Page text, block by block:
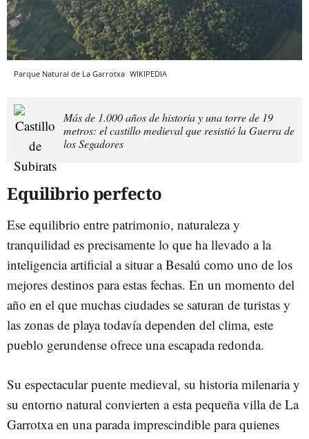
Parque Natural de La Garrotxa WIKIPEDIA
Más de 1.000 años de historia y una torre de 19
metros: el castillo medieval que resistió la Guerra de
los Segadores
Equilibrio perfecto
Ese equilibrio entre patrimonio, naturaleza y
tranquilidad es precisamente lo que ha llevado a la
inteligencia artificial a situar a Besalú como uno de los
mejores destinos para estas fechas. En un momento del
año en el que muchas ciudades se saturan de turistas y
las zonas de playa todavía dependen del clima, este
pueblo gerundense ofrece una escapada redonda.
Su espectacular puente medieval, su historia milenaria y
su entorno natural convierten a esta pequeña villa de La
Garrotxa en una parada imprescindible para quienes